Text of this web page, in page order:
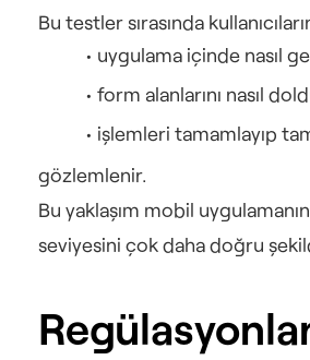
Bu testler sırasında
uygulama içinde nasıl
form alanlarını nasıl
işlemleri tamamlayıp
gözlemlenir.
Bu yaklaşım mobil
seviyesini çok daha doğru